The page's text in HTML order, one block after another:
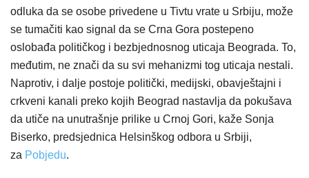
odluka da se osobe privedene u Tivtu vrate u Srbiju, može
se tumačiti kao signal da se Crna Gora postepeno
oslobađa političkog i bezbjednosnog uticaja Beograda. To,
međutim, ne znači da su svi mehanizmi tog uticaja nestali.
Naprotiv, i dalje postoje politički, medijski, obavještajni i
crkveni kanali preko kojih Beograd nastavlja da pokušava
da utiče na unutrašnje prilike u Crnoj Gori, kaže Sonja
Biserko, predsjednica Helsinškog odbora u Srbiji,
za Pobjedu.